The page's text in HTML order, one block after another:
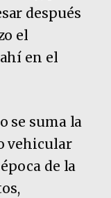
después
el
en el
se suma la
vehicular
de la